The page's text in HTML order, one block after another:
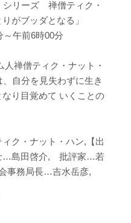
リーズ 禅僧ティク・
がブッダとなる」
～午前6時00分
禅僧ティク・ナット・
自分を見失わずに生き
り目覚めて いくことの
ク・ナット・ハン,【出
…島田啓介, 批評家…若
事務局長…吉水岳彦,